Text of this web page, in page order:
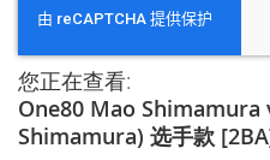
您正在查看:
One80 Mao Shimamura
Shimamura) 选手款